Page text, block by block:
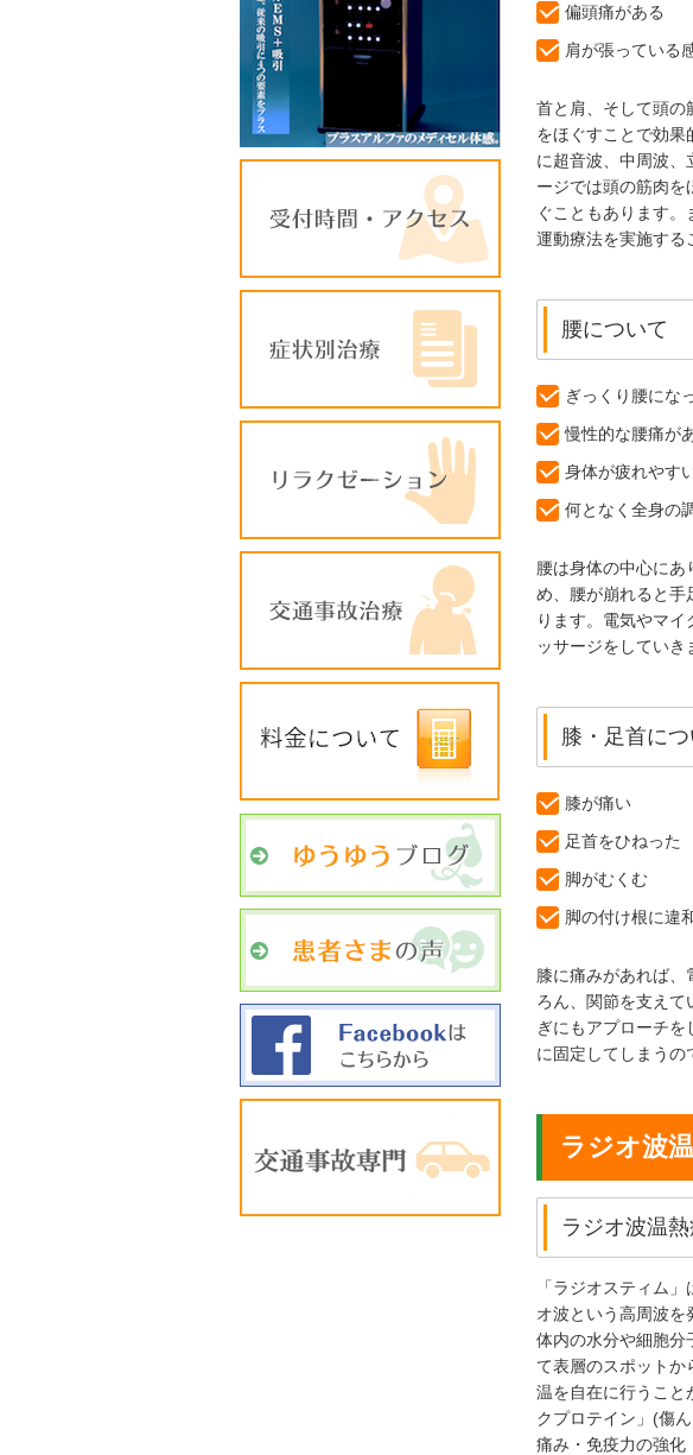
偏頭痛がある
肩が張っている
首と肩、そして頭の
をほぐすことで効果
に超音波、中周波
ージでは頭の筋肉を
ぐこともあります
運動療法を実施する
腰について
ぎっくり腰にな
慢性的な腰痛が
身体が疲れやす
何となく全身の
腰は身体の中心にあ
め、腰が崩れると手
ります。電気やマ
ッサージをしていき
膝・足首につ
膝が痛い
足首をひねった
脚がむくむ
脚の付け根に違
膝に痛みがあれば、
ろん、関節を支えて
ぎにもアプローチ
に固定してしまうの
ラジオ波
ラジオ波温
「ラジオスティム
オ波という高周波を
体内の水分や細胞分
て表層のスポットか
温を自在に行うこと
クプロテイン」(傷
痛み・免疫力の強化